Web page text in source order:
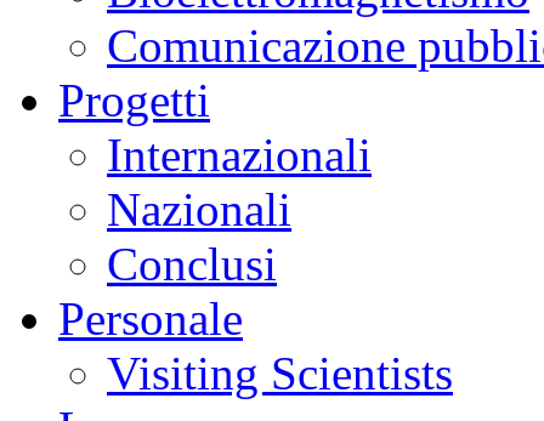
Comunicazione
Progetti
Internazionali
Nazionali
Conclusi
Personale
Visiting Scientists